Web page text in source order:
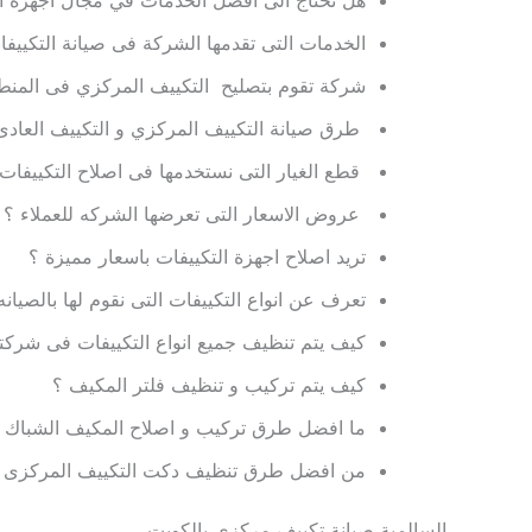
الخدمات التى تقدمها الشركة فى صيانة
شركة تقوم بتصليح التكييف المركزي فى
طرق صيانة التكييف المركزي و التكييف
قطع الغيار التى نستخدمها فى اصلاح
عروض الاسعار التى تعرضها الشركه للعملاء ؟
تريد اصلاح اجهزة التكييفات باسعار مميزة ؟
تعرف عن انواع التكييفات التى نقوم لها
كيف يتم تنظيف جميع انواع التكييفات فى
كيف يتم تركيب و تنظيف فلتر المكيف ؟
ما افضل طرق تركيب و اصلاح المكيف الشباك
من افضل طرق تنظيف دكت التكييف المركزى